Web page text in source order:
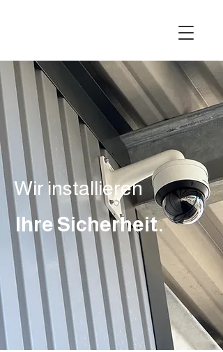
Wir installieren
Ihre Sicherheit.